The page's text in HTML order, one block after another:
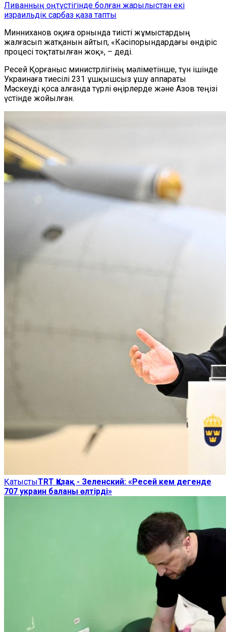
Ливанның оңтүстігінде болған жарылыстан екі
израильдік сарбаз қаза тапты
Минниханов оқиға орнында тиісті жұмыстардың
жалғасып жатқанын айтып, «Кәсіпорындардағы өндіріс
процесі тоқтатылған жоқ», – деді.
Ресей Қорғаныс министрлігінің мәліметінше, түн ішінде
Украинаға тиесілі 231 ұшқышсыз ұшу аппараты
Мәскеуді қоса алғанда түрлі өңірлерде және Азов теңізі
үстінде жойылған.
ҚатыстыTRT Қазақ - Зеленский: «Ресей кем дегенде
707 украин баланы өлтірді»